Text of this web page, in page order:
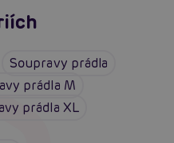
Soupravy prádla
prádla M
prádla XL